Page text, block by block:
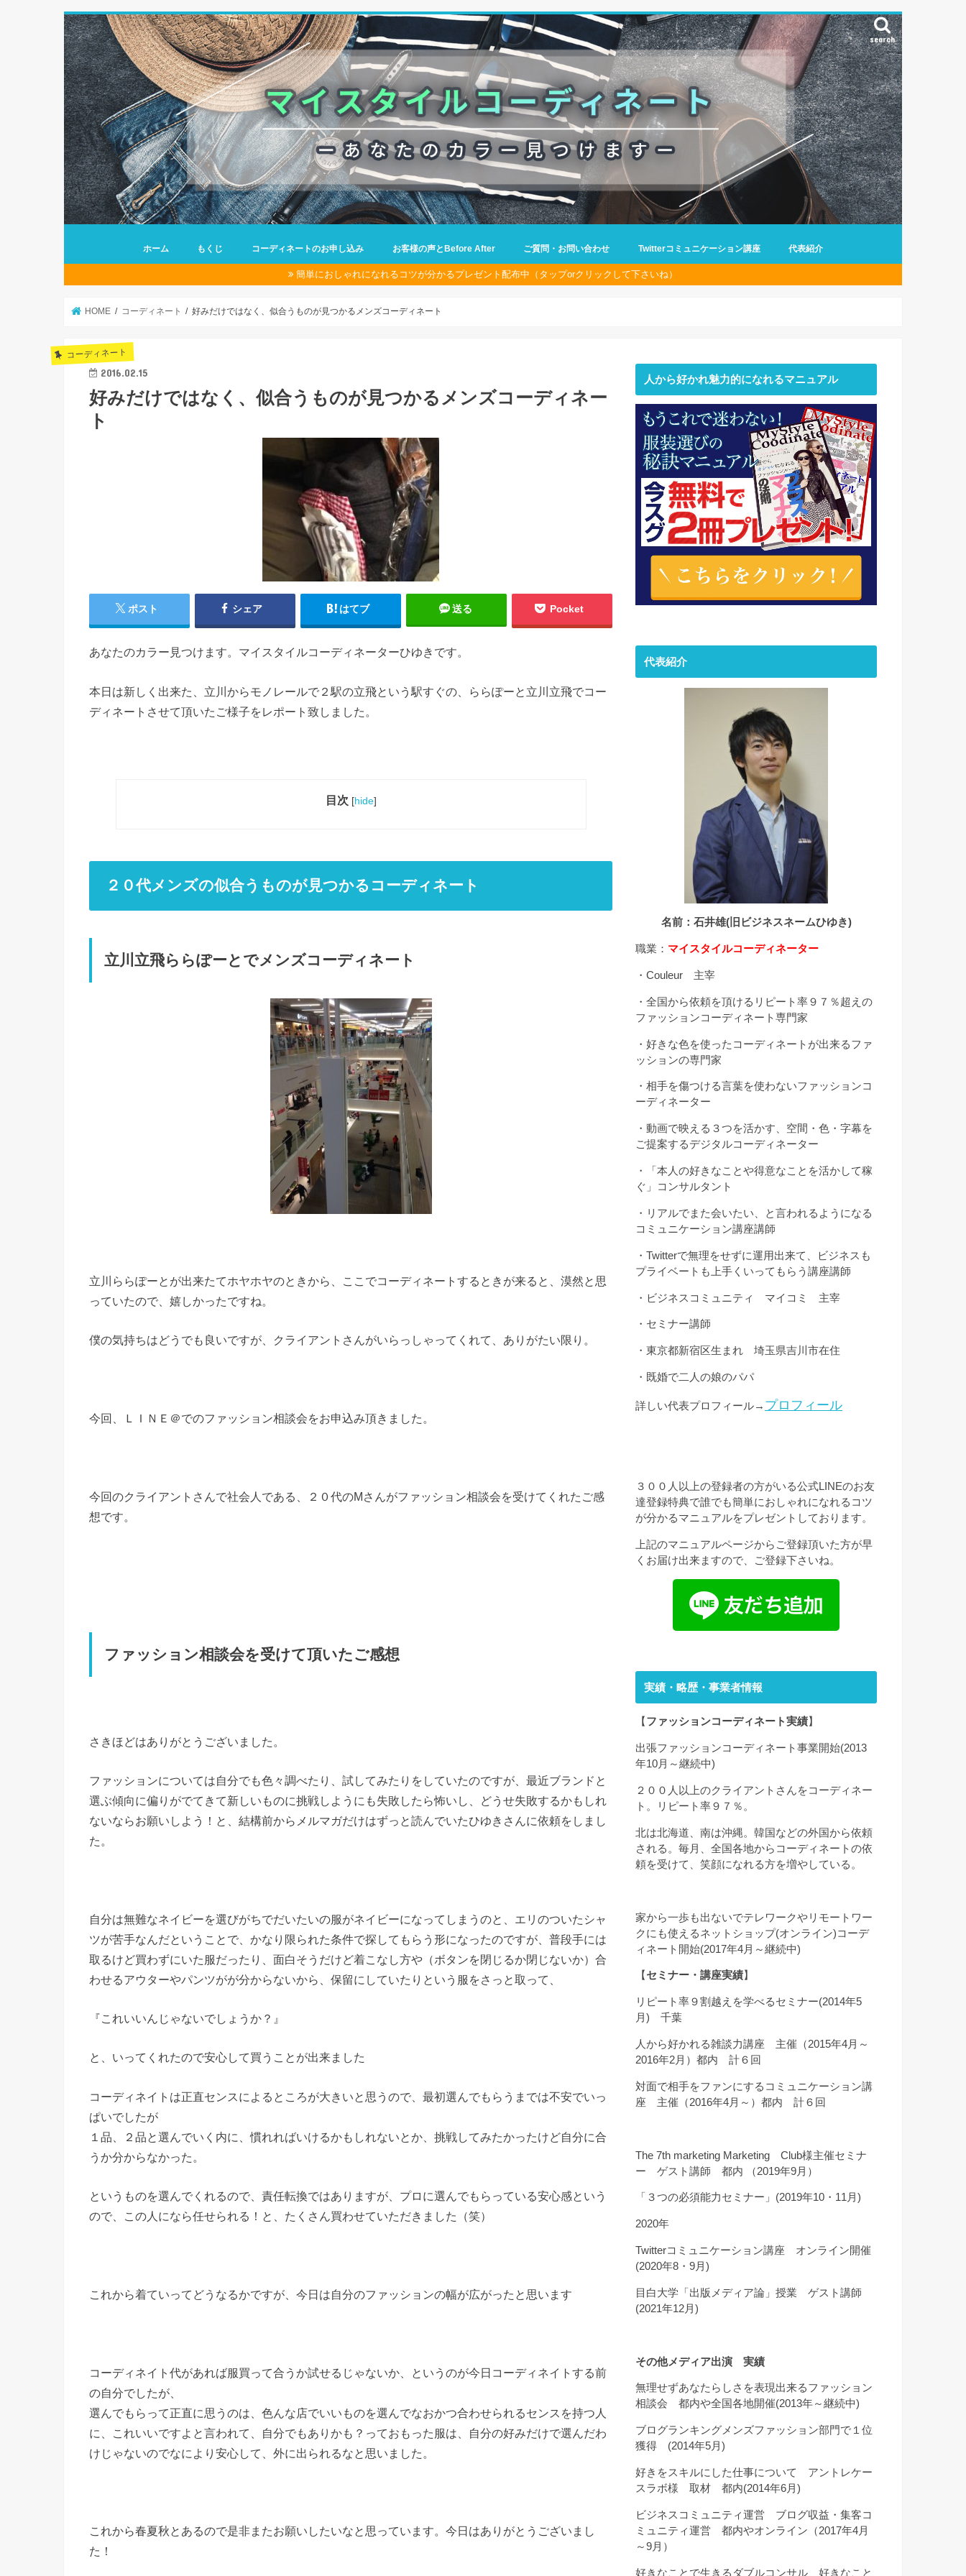
search
ホーム もくじ コーディネートのお申し込み お客様の声とBefore After ご質問・お問い合わせ Twitterコミュニケーション講座 代表紹介
簡単におしゃれになれるコツが分かるプレゼント配布中（タップorクリックして下さいね）
HOME コーディネート 好みだけではなく、似合うものが見つかるメンズコーディネート
コーディネート
2016.02.15
好みだけではなく、似合うものが見つかるメンズコーディネー
ト
ポスト シェア はてブ 送る Pocket
あなたのカラー見つけます。マイスタイルコーディネーターひゆきです。
本日は新しく出来た、立川からモノレールで２駅の立飛という駅すぐの、ららぽーと立川立飛でコー
ディネートさせて頂いたご様子をレポート致しました。
目次 [hide]
２０代メンズの似合うものが見つかるコーディネート
立川立飛ららぽーとでメンズコーディネート
立川ららぽーとが出来たてホヤホヤのときから、ここでコーディネートするときが来ると、漠然と思
っていたので、嬉しかったですね。
僕の気持ちはどうでも良いですが、クライアントさんがいらっしゃってくれて、ありがたい限り。
今回、ＬＩＮＥ＠でのファッション相談会をお申込み頂きました。
今回のクライアントさんで社会人である、２０代のMさんがファッション相談会を受けてくれたご感
想です。
ファッション相談会を受けて頂いたご感想
さきほどはありがとうございました。
ファッションについては自分でも色々調べたり、試してみたりをしていたのですが、最近ブランドと
選ぶ傾向に偏りがでてきて新しいものに挑戦しようにも失敗したら怖いし、どうせ失敗するかもしれ
ないならお願いしよう！と、結構前からメルマガだけはずっと読んでいたひゆきさんに依頼をしまし
た。
自分は無難なネイビーを選びがちでだいたいの服がネイビーになってしまうのと、エリのついたシャ
ツが苦手なんだということで、かなり限られた条件で探してもらう形になったのですが、普段手には
取るけど買わずにいた服だったり、面白そうだけど着こなし方や（ボタンを閉じるか閉じないか）合
わせるアウターやパンツがが分からないから、保留にしていたりという服をさっと取って、
『これいいんじゃないでしょうか？』
と、いってくれたので安心して買うことが出来ました
コーディネイトは正直センスによるところが大きいと思うので、最初選んでもらうまでは不安でいっ
ぱいでしたが
１品、２品と選んでいく内に、慣れればいけるかもしれないとか、挑戦してみたかったけど自分に合
うか分からなかった。
というものを選んでくれるので、責任転換ではありますが、プロに選んでもらっている安心感という
ので、この人になら任せられる！と、たくさん買わせていただきました（笑）
これから着ていってどうなるかですが、今日は自分のファッションの幅が広がったと思います
コーディネイト代があれば服買って合うか試せるじゃないか、というのが今日コーディネイトする前
の自分でしたが、
選んでもらって正直に思うのは、色んな店でいいものを選んでなおかつ合わせられるセンスを持つ人
に、これいいですよと言われて、自分でもありかも？っておもった服は、自分の好みだけで選んだわ
けじゃないのでなにより安心して、外に出られるなと思いました。
これから春夏秋とあるので是非またお願いしたいなと思っています。今日はありがとうございまし
た！
人から好かれ魅力的になれるマニュアル
代表紹介
名前：石井雄(旧ビジネスネームひゆき)
職業： マイスタイルコーディネーター
・Couleur 主宰
・全国から依頼を頂けるリピート率９７％超えの
ファッションコーディネート専門家
・好きな色を使ったコーディネートが出来るファ
ッションの専門家
・相手を傷つける言葉を使わないファッションコ
ーディネーター
・動画で映える３つを活かす、空間・色・字幕を
ご提案するデジタルコーディネーター
・「本人の好きなことや得意なことを活かして稼
ぐ」コンサルタント
・リアルでまた会いたい、と言われるようになる
コミュニケーション講座講師
・Twitterで無理をせずに運用出来て、ビジネスも
プライベートも上手くいってもらう講座講師
・ビジネスコミュニティ マイコミ 主宰
・セミナー講師
・東京都新宿区生まれ 埼玉県吉川市在住
・既婚で二人の娘のパパ
詳しい代表プロフィール→ プロフィール
３００人以上の登録者の方がいる公式LINEのお友
達登録特典で誰でも簡単におしゃれになれるコツ
が分かるマニュアルをプレゼントしております。
上記のマニュアルページからご登録頂いた方が早
くお届け出来ますので、ご登録下さいね。
実績・略歴・事業者情報
【 ファッションコーディネート実績】
出張ファッションコーディネート事業開始(2013
年10月～継続中)
２００人以上のクライアントさんをコーディネー
ト。リピート率９７％。
北は北海道、南は沖縄。韓国などの外国から依頼
される。毎月、全国各地からコーディネートの依
頼を受けて、笑顔になれる方を増やしている。
家から一歩も出ないでテレワークやリモートワー
クにも使えるネットショップ(オンライン)コーデ
ィネート開始(2017年4月～継続中)
【 セミナー・講座実績】
リピート率９割越えを学べるセミナー(2014年5
月) 千葉
人から好かれる雑談力講座 主催（2015年4月～
2016年2月）都内 計６回
対面で相手をファンにするコミュニケーション講
座 主催（2016年4月～）都内 計６回
The 7th marketing Marketing Club様主催セミナ
ー ゲスト講師 都内 （2019年9月）
「３つの必須能力セミナー」(2019年10・11月)
2020年
Twitterコミュニケーション講座 オンライン開催
(2020年8・9月)
目白大学「出版メディア論」授業 ゲスト講師
(2021年12月)
その他メディア出演 実績
無理せずあなたらしさを表現出来るファッション
相談会 都内や全国各地開催(2013年～継続中)
ブログランキングメンズファッション部門で１位
獲得 (2014年5月)
好きをスキルにした仕事について アントレケー
スラボ様 取材 都内(2014年6月)
ビジネスコミュニティ運営 ブログ収益・集客コ
ミュニティ運営 都内やオンライン（2017年4月
～9月）
好きなことで生きるダブルコンサル 好きなこと